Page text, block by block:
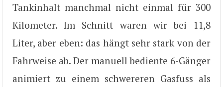
Tankinhalt manchmal nicht einmal für 300
Kilometer. Im Schnitt waren wir bei 11,8
Liter, aber eben: das hängt sehr stark von der
Fahrweise ab. Der manuell bediente 6-Gänger
animiert zu einem schwereren Gasfuss als